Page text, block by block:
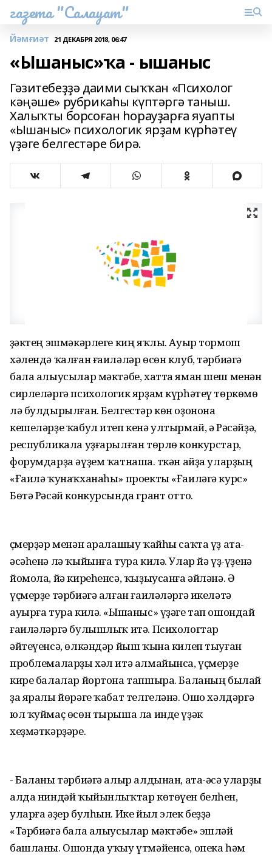
газета "Салауат"
Йәмғиәт 21 ДЕКАБРЯ 2018, 06:47
«Ышаныс»ҡа - ышаныс
Гәзитебеҙҙә даими сыҡҡан «Психолог
кәңәше» рубрикаһы күптәргә таныш.
Халыҡты борсоған һорауҙарға яуапты
«Ышаныс» психологик ярҙам күрһәтеү
үҙәге белгестәре бирә.
Үҙәктең эшмәкәрлеге киң яҡлы. Ауыр тормош
хәлендә ҡалған ғаиләләр өсөн клуб, тәрбиәгә
бала алыусылар мәктәбе, хатта яман шеш менән
сирлеләргә психологик ярҙам күрһәтеү төркөмө
лә булдырылған. Белгестәр көн оҙонона
кешеләрҙе ҡабул итеп кенә ултырмай, ә Рәсәйҙә,
республикала уҙғарылған төрлө конкурстар,
форумдарҙа әүҙем ҡатнаша. Үткән айҙа уларҙың
«Ғаилә ҡунаҡханаһы» проекты «Ғаиләгә курс»
Бөтә Рәсәй конкурсында грант отто.
Үҫмерҙәр менән аралашыу ҡайһы саҡта үҙ ата-
әсәһенә лә ҡыйынға тура килә. Улар йә үҙ-үҙенә
йомола, йә киреһенсә, ҡыҙыусанға әйләнә. Ә
үҫмерҙе тәрбиәгә алған ғаиләләргә икеләтә
ауырға тура килә. «Ышаныс» үҙәге тап ошондай
ғаиләләргә булышлыҡ итә. Психологтар
әйтеүенсә, өлкәндәр йыш ҡына килеп тыуған
проблемаларҙы хәл итә алмайынса, үҫмерҙе
кире балалар йортона тапшыра. Баланың былай
ҙа яралы йөрәге ҡабат телгеләнә. Ошо хәлдәргә
юл ҡуймаҫ өсөн тырыша ла инде үҙәк
хеҙмәткәрҙәре.
- Баланы тәрбиәгә алыр алдынан, ата-әсә уларҙы
алда ниндәй ҡыйынлыҡтар көтөүен белһен,
уларға әҙер булһын. Ике йыл элек беҙҙә
«Тәрбиәгә бала алыусылар мәктәбе» эшләй
башланы. Ошонда уҡыу үтмәйенсә, опека һәм